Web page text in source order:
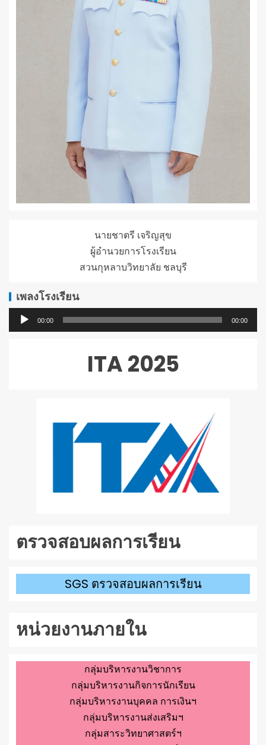
นายชาตรี เจริญสุข
ผู้อำนวยการโรงเรียน
สวนกุหลาบวิทยาลัย ชลบุรี
เพลงโรงเรียน
ตัว
00:00 00:00
ITA 2025
ตรวจสอบผลการเรียน
SGS ตรวจสอบผลการเรียน
หน่วยงานภายใน
กลุ่มบริหารงานวิชาการ
กลุ่มบริหารงานกิจการนักเรียน
กลุ่มบริหารงานบุคคล การเงินฯ
กลุ่มบริหารงานส่งเสริมฯ
กลุ่มสาระวิทยาศาสตร์ฯ